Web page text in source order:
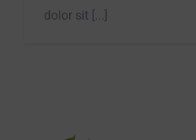
dolor sit [...]